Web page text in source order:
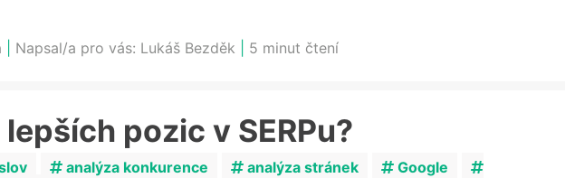
Napsal/a pro vás: Lukáš Bezděk 5 minut čtení
pozic v SERPu?
analýza konkurence analýza stránek
Google